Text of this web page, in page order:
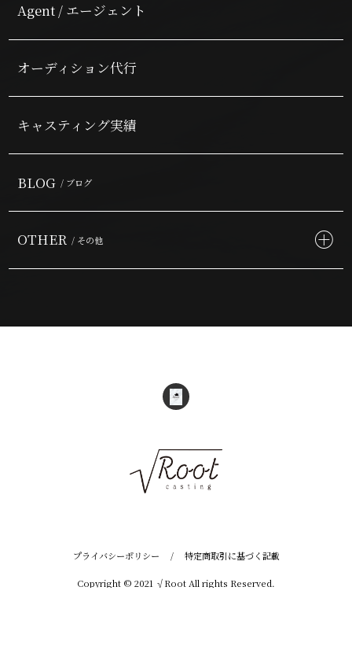
Agent / エージェント
オーディション代行
キャスティング実績
BLOG / ブログ
OTHER / その他
プライバシーポリシー / 特定商取引に基づく記載
Copyright © 2021 √Root All rights Reserved.